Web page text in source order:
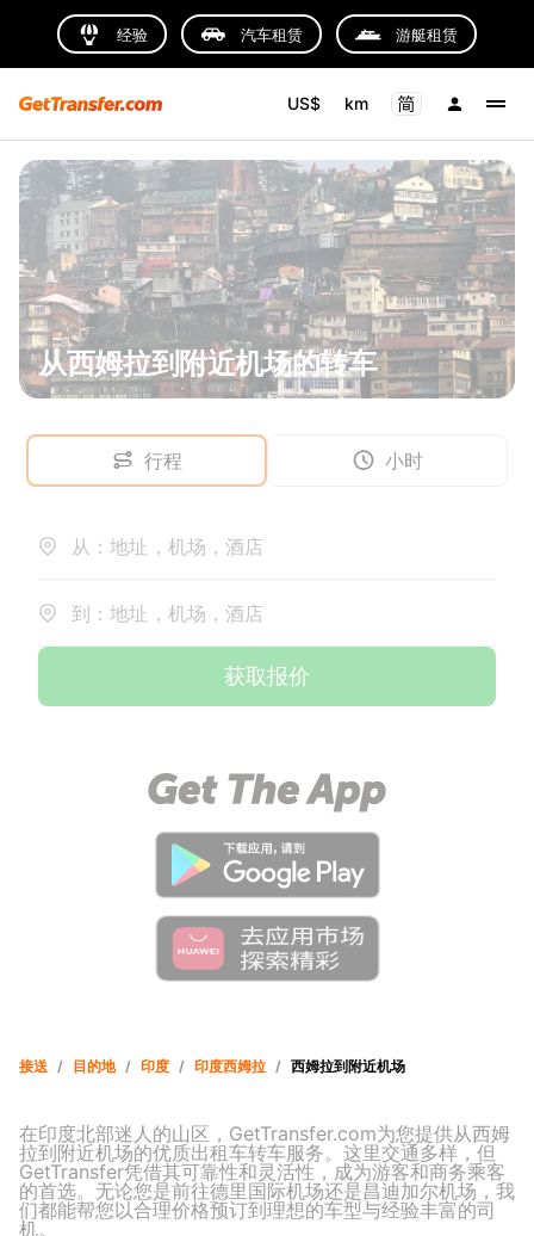
经验 汽车租赁 游艇租赁
US$ km
从西姆拉到附近机场的转车
行程 小时
从：地址，机场，酒店
到：地址，机场，酒店
获取报价
接送 / 目的地 / 印度 / 印度西姆拉 / 西姆拉到附近机场
在印度北部迷人的山区，GetTransfer.com为您提供从西姆
拉到附近机场的优质出租车转车服务。这里交通多样，但
GetTransfer凭借其可靠性和灵活性，成为游客和商务乘客
的首选。无论您是前往德里国际机场还是昌迪加尔机场，我
们都能帮您以合理价格预订到理想的车型与经验丰富的司
机。